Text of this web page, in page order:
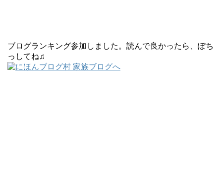
ブログランキング参加しました。読んで良かったら、ぽち
っしてね♫